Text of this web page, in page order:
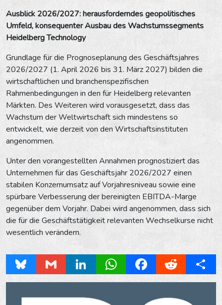
Ausblick 2026/2027: herausforderndes geopolitisches
Umfeld, konsequenter Ausbau des Wachstumssegments
Heidelberg Technology
Grundlage für die Prognoseplanung des Geschäftsjahres
2026/2027 (1. April 2026 bis 31. März 2027) bilden die
wirtschaftlichen und branchenspezifischen
Rahmenbedingungen in den für Heidelberg relevanten
Märkten. Des Weiteren wird vorausgesetzt, dass das
Wachstum der Weltwirtschaft sich mindestens so
entwickelt, wie derzeit von den Wirtschaftsinstituten
angenommen.
Unter den vorangestellten Annahmen prognostiziert das
Unternehmen für das Geschäftsjahr 2026/2027 einen
stabilen Konzernumsatz auf Vorjahresniveau sowie eine
spürbare Verbesserung der bereinigten EBITDA-Marge
gegenüber dem Vorjahr. Dabei wird angenommen, dass sich
die für die Geschäftstätigkeit relevanten Wechselkurse nicht
wesentlich verändern.
Bluesky Gmail LinkedInWhatsAppFacebookReddit Share